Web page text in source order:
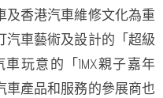
及香港汽車維修文化為重
汽車藝術及設計的「超級
玩意的「IMX親子嘉年
車產品和服務的參展商也